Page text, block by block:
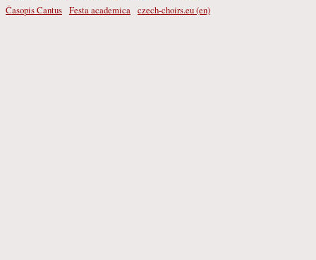
Časopis Cantus Festa academica czech-choirs.eu (en)